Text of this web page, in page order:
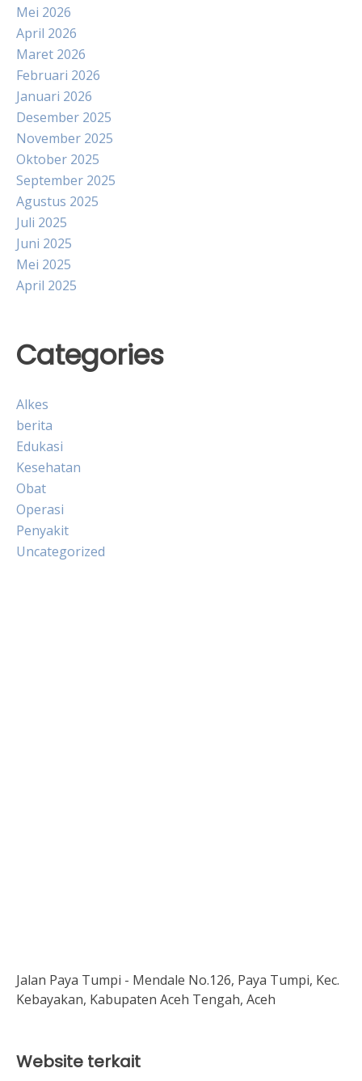
Mei 2026
April 2026
Maret 2026
Februari 2026
Januari 2026
Desember 2025
November 2025
Oktober 2025
September 2025
Agustus 2025
Juli 2025
Juni 2025
Mei 2025
April 2025
Categories
Alkes
berita
Edukasi
Kesehatan
Obat
Operasi
Penyakit
Uncategorized
Jalan Paya Tumpi - Mendale No.126, Paya Tumpi, Kec.
Kebayakan, Kabupaten Aceh Tengah, Aceh
Website terkait